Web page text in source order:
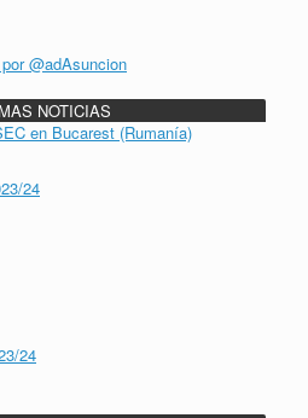
@adAsuncion
NOTICIAS
en Bucarest (Rumanía)
24
24